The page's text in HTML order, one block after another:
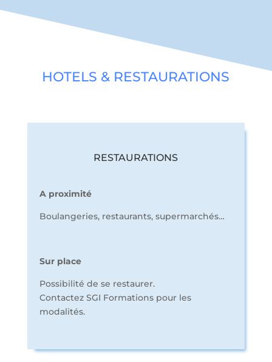
HOTELS & RESTAURATIONS
RESTAURATIONS
A proximité
Boulangeries, restaurants, supermarchés…
Sur place
Possibilité de se restaurer.
Contactez SGI Formations pour les
modalités.